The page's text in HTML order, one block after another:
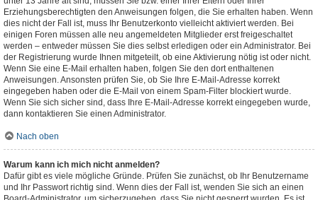
Erziehungsberechtigten den Anweisungen folgen, die Sie erhalten haben. Wenn
dies nicht der Fall ist, muss Ihr Benutzerkonto vielleicht aktiviert werden. Bei
einigen Foren müssen alle neu angemeldeten Mitglieder erst freigeschaltet
werden – entweder müssen Sie dies selbst erledigen oder ein Administrator. Bei
der Registrierung wurde Ihnen mitgeteilt, ob eine Aktivierung nötig ist oder nicht.
Wenn Sie eine E-Mail erhalten haben, folgen Sie den dort enthaltenen
Anweisungen. Ansonsten prüfen Sie, ob Sie Ihre E-Mail-Adresse korrekt
eingegeben haben oder die E-Mail von einem Spam-Filter blockiert wurde.
Wenn Sie sich sicher sind, dass Ihre E-Mail-Adresse korrekt eingegeben wurde,
dann kontaktieren Sie einen Administrator.
Nach oben
Warum kann ich mich nicht anmelden?
Dafür gibt es viele mögliche Gründe. Prüfen Sie zunächst, ob Ihr Benutzername
und Ihr Passwort richtig sind. Wenn dies der Fall ist, wenden Sie sich an einen